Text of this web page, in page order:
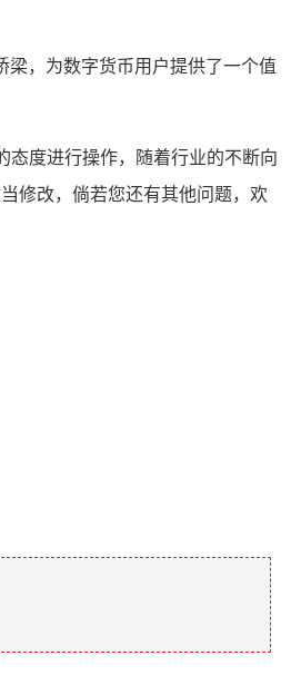
梁，为数字货币用户提供了一个值
态度进行操作，随着行业的不断向
修改，倘若您还有其他问题，欢